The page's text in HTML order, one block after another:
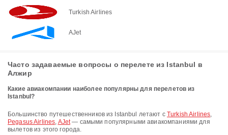
Turkish Airlines
AJet
Часто задаваемые вопросы о перелете из Istanbul в
Алжир
Какие авиакомпании наиболее популярны для перелетов из
Istanbul?
Большинство путешественников из Istanbul летают сTurkish Airlines,
Pegasus Airlines, AJet— самыми популярными авиакомпаниями для
вылетов из этого города.